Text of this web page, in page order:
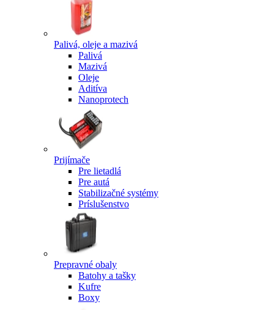
Palivá, oleje a mazivá
Palivá
Mazivá
Oleje
Aditíva
Nanoprotech
Prijímače
Pre lietadlá
Pre autá
Stabilizačné systémy
Príslušenstvo
Prepravné obaly
Batohy a tašky
Kufre
Boxy